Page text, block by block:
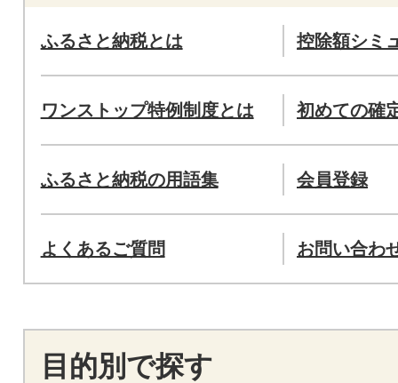
ふるさと納税とは 控除額シミ
ワンストップ特例制度とは 初めての確
ふるさと納税の用語集 会員登録
よくあるご質問 お問い合わ
目的別で探す